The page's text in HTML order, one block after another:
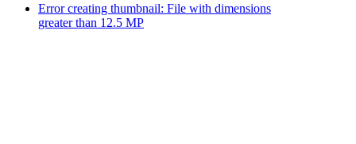
Error creating thumbnail: File with dimensions
greater than 12.5 MP